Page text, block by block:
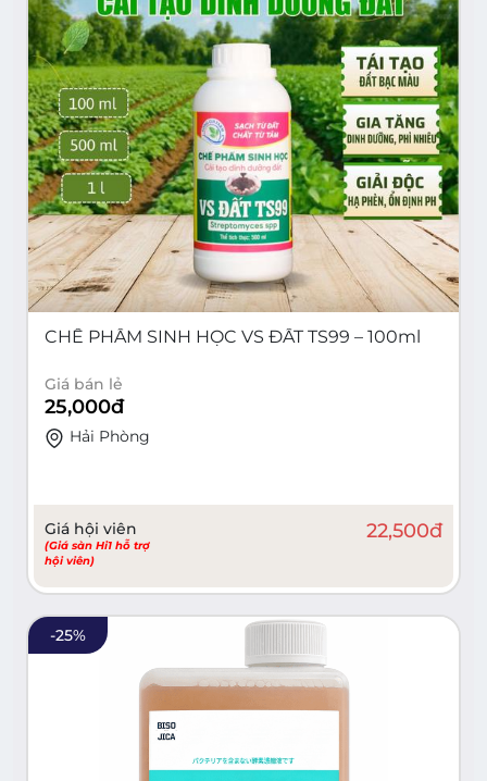
CHẾ PHẨM SINH HỌC VS ĐẤT TS99 – 100ml
Giá bán lẻ
25,000đ
Hải Phòng
Giá hội viên
(Giá sàn Hi1 hỗ trợ
hội viên)
22,500đ
-25%